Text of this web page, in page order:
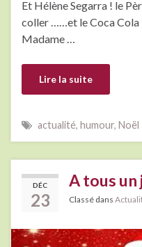
Et Hélène Segarra ! le
coller ……et le Coca Cola
Madame …
Lire la suite
actualité, humour, Noël
DÉC
23
A tous un
Classé dans